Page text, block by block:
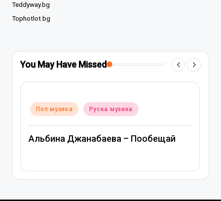
Teddyway.bg
Tophotlot.bg
You May Have Missed
Posted
in
Поп музика Руска музика
Альбина Джанабаева – Пообещай